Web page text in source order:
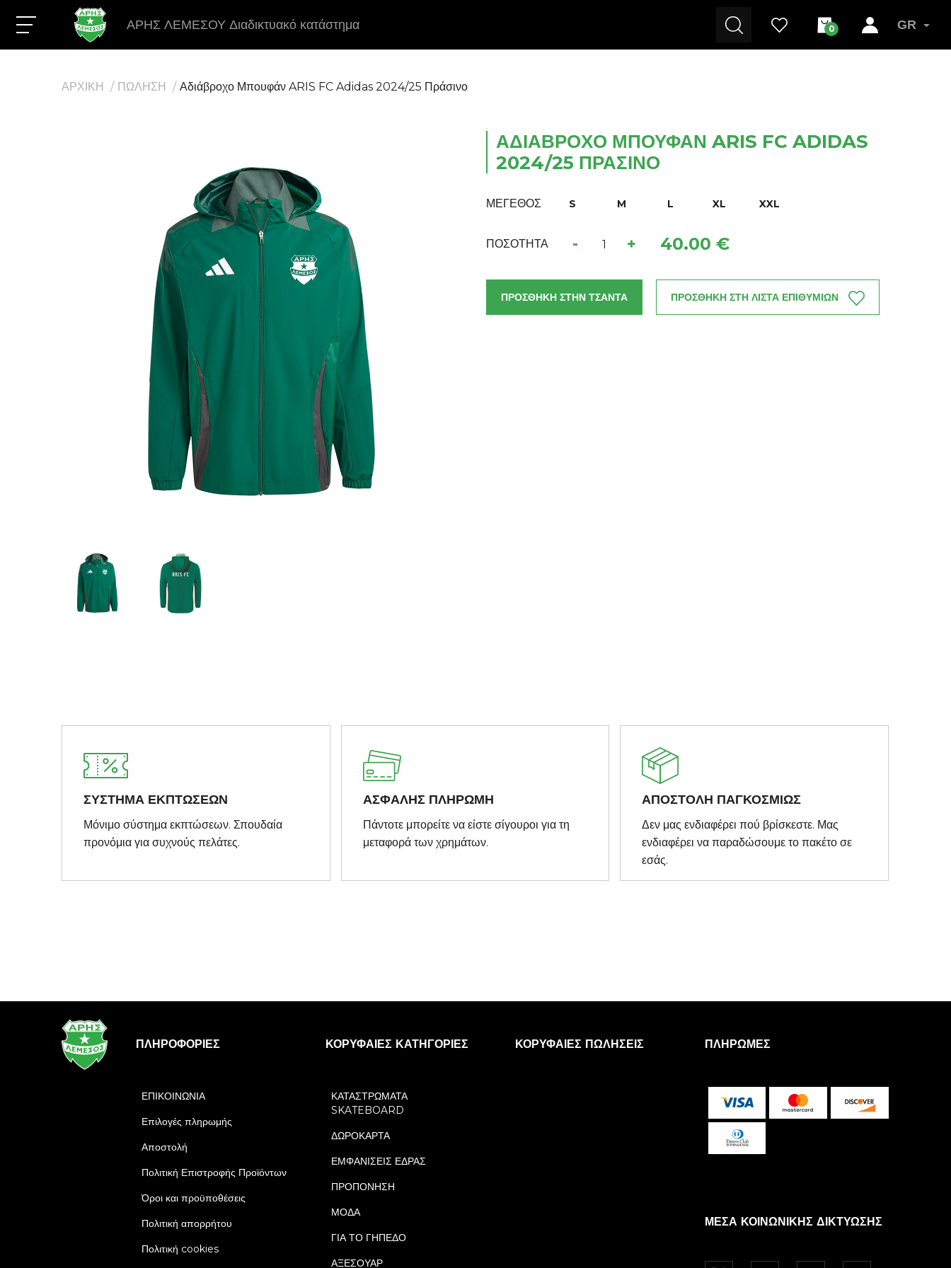
ΑΡΗΣ ΛΕΜΕΣΟΥ Διαδικτυακό κατάστημα 0 GR
ΑΡΧΙΚΗ ΠΩΛΗΣΗ Αδιάβροχο Μπουφάν ARIS FC Adidas 2024/25 Πράσινο
ΑΔΙΆΒΡΟΧΟ ΜΠΟΥΦΆΝ ARIS FC ADIDAS
2024/25 ΠΡΆΣΙΝΟ
ΜΕΓΕΘΟΣ S M L XL XXL
ΠΟΣΟΤΗΤΑ - + 40.00 €
ΠΡΟΣΘΗΚΗ ΣΤΗΝ ΤΣΑΝΤΑ ΠΡΟΣΘΗΚΗ ΣΤΗ ΛΙΣΤΑ ΕΠΙΘΥΜΙΩΝ
ΣΥΣΤΗΜΑ ΕΚΠΤΩΣΕΩΝ
Μόνιμο σύστημα εκπτώσεων. Σπουδαία
προνόμια για συχνούς πελάτες.
ΑΣΦΑΛΗΣ ΠΛΗΡΩΜΗ
Πάντοτε μπορείτε να είστε σίγουροι για τη
μεταφορά των χρημάτων.
ΑΠΟΣΤΟΛΗ ΠΑΓΚΟΣΜΙΩΣ
Δεν μας ενδιαφέρει πού βρίσκεστε. Μας
ενδιαφέρει να παραδώσουμε το πακέτο σε
εσάς.
ΠΛΗΡΟΦΟΡΊΕΣ
ΕΠΙΚΟΙΝΩΝΙΑ
Επιλογές πληρωμής
Αποστολή
Πολιτική Επιστροφής Προϊόντων
Όροι και προϋποθέσεις
Πολιτική απορρήτου
Πολιτική cookies
ΚΟΡΥΦΑΊΕΣ ΚΑΤΗΓΟΡΊΕΣ
ΚΑΤΑΣΤΡΩΜΑΤΑ
SKATEBOARD
ΔΩΡΟΚΑΡΤΑ
ΕΜΦΑΝΙΣΕΙΣ ΕΔΡΑΣ
ΠΡΟΠΟΝΗΣΗ
ΜΟΔΑ
ΓΙΑ ΤΟ ΓΗΠΕΔΟ
ΑΞΕΣΟΥΑΡ
ΚΟΡΥΦΑΊΕΣ ΠΩΛΉΣΕΙΣ ΠΛΗΡΩΜΈΣ
ΜΈΣΑ ΚΟΙΝΩΝΙΚΉΣ ΔΙΚΤΎΩΣΗΣ